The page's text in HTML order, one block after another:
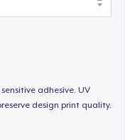
adhesive. UV
design print quality.